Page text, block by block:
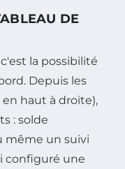
DE
la possibilité
Depuis les
haut à droite),
: solde
même un suivi
configuré une